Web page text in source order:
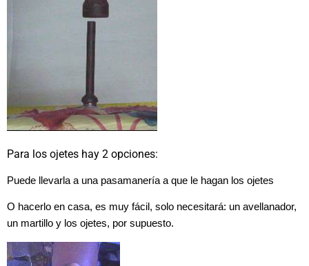
Para los ojetes hay 2 opciones:
Puede llevarla a una pasamanería a que le hagan los ojetes
O hacerlo en casa, es muy fácil, solo necesitará: un avellanador,
un martillo y los ojetes, por supuesto.